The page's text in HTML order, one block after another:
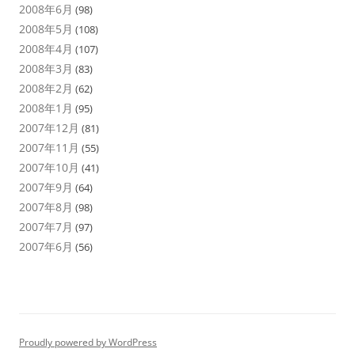
2008年6月 (98)
2008年5月 (108)
2008年4月 (107)
2008年3月 (83)
2008年2月 (62)
2008年1月 (95)
2007年12月 (81)
2007年11月 (55)
2007年10月 (41)
2007年9月 (64)
2007年8月 (98)
2007年7月 (97)
2007年6月 (56)
Proudly powered by WordPress